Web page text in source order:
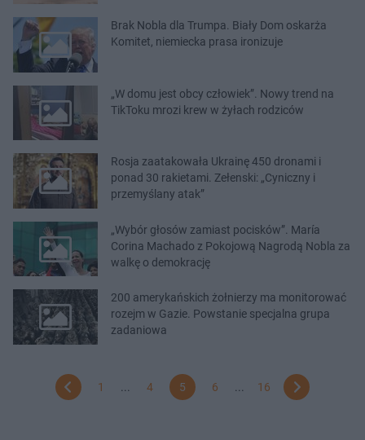
Brak Nobla dla Trumpa. Biały Dom oskarża
Komitet, niemiecka prasa ironizuje
„W domu jest obcy człowiek”. Nowy trend na
TikToku mrozi krew w żyłach rodziców
Rosja zaatakowała Ukrainę 450 dronami i
ponad 30 rakietami. Zełenski: „Cyniczny i
przemyślany atak”
„Wybór głosów zamiast pocisków”. María
Corina Machado z Pokojową Nagrodą Nobla za
walkę o demokrację
200 amerykańskich żołnierzy ma monitorować
rozejm w Gazie. Powstanie specjalna grupa
zadaniowa
1 4 5 6 16